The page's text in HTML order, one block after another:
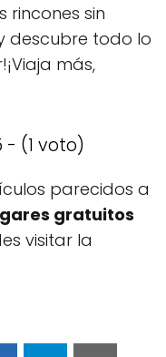
rincones sin
descubre todo lo
más,
- (1 voto)
parecidos a
gratuitos
visitar la